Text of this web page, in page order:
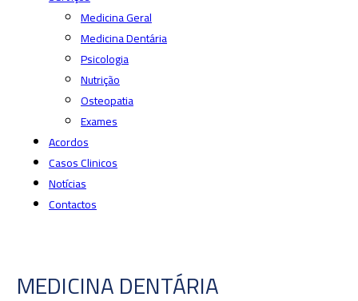
Medicina Geral
Medicina Dentária
Psicologia
Nutrição
Osteopatia
Exames
Acordos
Casos Clinicos
Notícias
Contactos
MEDICINA DENTÁRIA